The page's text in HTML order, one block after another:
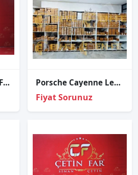
Porsche Taycan Sol Far Cami 2020-2022 Porsche Cayenne Led Far Beyni 80A907399A
Fiyat Sorunuz